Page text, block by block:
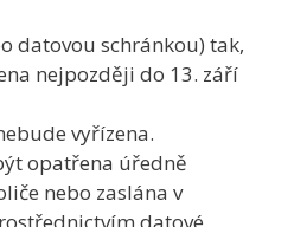
datovou schránkou) tak,
nejpozději do 13. září
vyřízena.
opatřena úředně
nebo zaslána v
datové